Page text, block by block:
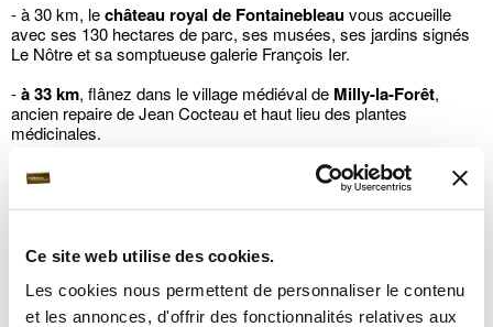
Ce site web utilise des cookies.
Les cookies nous permettent de personnaliser le contenu
et les annonces, d'offrir des fonctionnalités relatives aux
- à 30 km, lechâteau royal de Fontainebleauvous accueille
avec ses 130 hectares de parc, ses musées, ses jardins signés
Le Nôtre et sa somptueuse galerie François Ier.
-à 33 km, flânez dans le village médiéval de Milly-la-Forêt,
ancien repaire de Jean Cocteau et haut lieu des plantes
médicinales.
Côté saveurs, le Centre-Val de Loire séduit aussi les gourmets :
poissons de Loire, gibiers, fromages locaux, et vins AOC comme
Sancerre, Reuilly ou Valençay subliment chaque moment.
offre un cadre romantique, raffiné et apaisant. Spa, soins à deux,
pour se retrouver, se détendre et vivre une parenthèse
inoubliable.